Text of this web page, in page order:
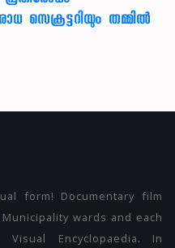
സെക്രട്ടറിയും തമ്മിൽ
form! Documentary film
wards and each
Visual Encyclopaedia. In